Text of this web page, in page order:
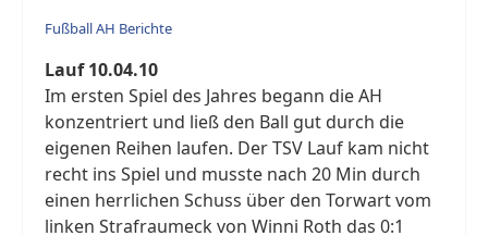
Fußball AH Berichte
Lauf 10.04.10
Im ersten Spiel des Jahres begann die AH
konzentriert und ließ den Ball gut durch die
eigenen Reihen laufen. Der TSV Lauf kam nicht
recht ins Spiel und musste nach 20 Min durch
einen herrlichen Schuss über den Torwart vom
linken Strafraumeck von Winni Roth das 0:1